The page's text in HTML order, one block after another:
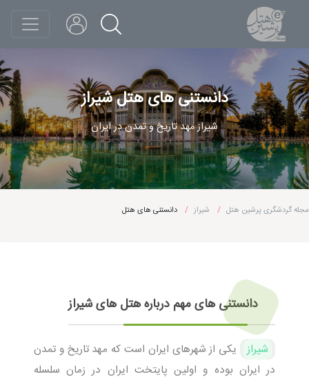
دانستنی های هتل شیراز
شیراز مهد تاریخ و تمدن در ایران
مجله گردشگری پرشین هتل شیراز دانستنی های هتل
دانستنی های مهم درباره هتل های شیراز
شیراز
یکی از شهرهای ایران است که مهد تاریخ و تمدن
در ایران بوده و اولین پایتخت ایران در زمان سلسله